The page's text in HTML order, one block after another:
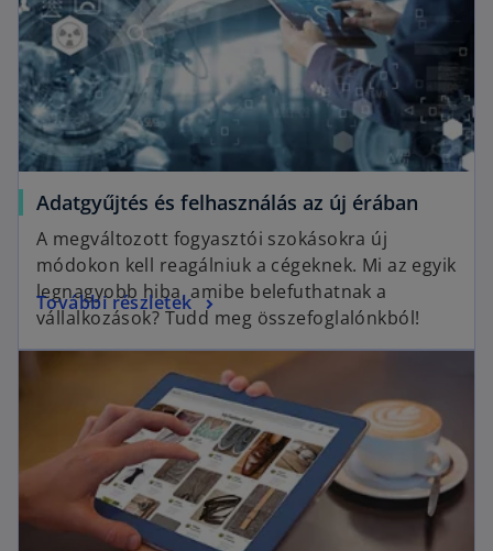
Adatgyűjtés és felhasználás az új érában
A megváltozott fogyasztói szokásokra új
módokon kell reagálniuk a cégeknek. Mi az egyik
legnagyobb hiba, amibe belefuthatnak a
vállalkozások? Tudd meg összefoglalónkból!
További részletek